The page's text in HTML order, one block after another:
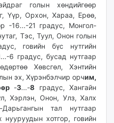
голын хөндийгөөр
Үүр, Орхон, Хараа, Ерөө,
-16...-21 градус, Монгол-
Тэс, Туул, Онон голын
говийн бүс нутгийн
6 градус, бусад нутгаар
Хөвсгөл, Хэнтийн
эх, Хүрэнбэлчир орчим,
-3...-8 градус, Хангайн
Хэрлэн, Онон, Улз, Халх
тал нутгаар
нууруудын хотгор, говийн